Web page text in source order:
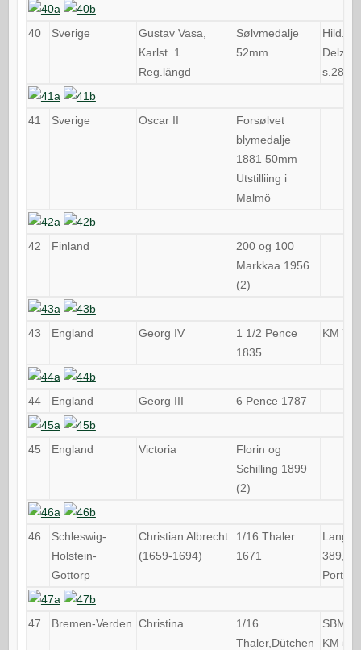
40 Sverige
Gustav Vasa,
Karlst. 1
Reg.längd
Sølvmedalje
52mm
Hild.1,
Delz.
s.285
41 Sverige Oscar II
Forsølvet
blymedalje
1881 50mm
Utstilliing i
Malmö
42 Finland
200 og 100
Markkaa 1956
(2)
43 England Georg IV
1 1/2 Pence
1835
KM 719
44 England Georg III 6 Pence 1787
45 England Victoria
Florin og
Schilling 1899
(2)
46
Schleswig-
Holstein-
Gottorp
Christian Albrecht
(1659-1694)
1/16 Thaler
1671
Lange
389,
47 Bremen-Verden Christina
1/16
Thaler,Dütchen
SBM
KM 51